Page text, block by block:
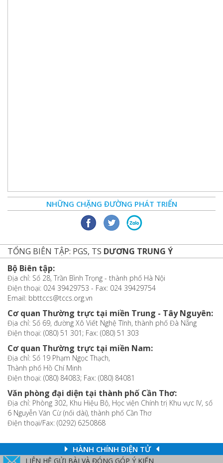
NHỮNG CHẶNG ĐƯỜNG PHÁT TRIỂN
TỔNG BIÊN TẬP: PGS, TS DƯƠNG TRUNG Ý
Bộ Biên tập:
Địa chỉ: Số 28, Trần Bình Trọng - thành phố Hà Nội
Điện thoại: 024 39429753 - Fax: 024 39429754
Email: bbttccs@tccs.org.vn
Cơ quan Thường trực tại miền Trung - Tây Nguyên:
Địa chỉ: Số 69, đường Xô Viết Nghệ Tĩnh, thành phố Đà Nẵng
Điện thoại: (080) 51 301; Fax: (080) 51 303
Cơ quan Thường trực tại miền Nam:
Địa chỉ: Số 19 Phạm Ngọc Thạch,
Thành phố Hồ Chí Minh
Điện thoại: (080) 84083; Fax: (080) 84081
Văn phòng đại diện tại thành phố Cần Thơ:
Địa chỉ: Phòng 302, Khu Hiệu Bộ, Học viện Chính trị Khu vực IV, số
6 Nguyễn Văn Cừ (nối dài), thành phố Cần Thơ
Điện thoại/Fax: (0292) 6250868
HÀNH CHÍNH ĐIỆN TỬ
LIÊN HỆ GỬI BÀI VÀ ĐÓNG GÓP Ý KIẾN